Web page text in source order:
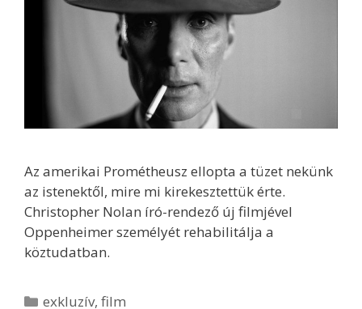
Az amerikai Prométheusz ellopta a tüzet nekünk
az istenektől, mire mi kirekesztettük érte.
Christopher Nolan író-rendező új filmjével
Oppenheimer személyét rehabilitálja a
köztudatban.
Kategória
exkluzív,film